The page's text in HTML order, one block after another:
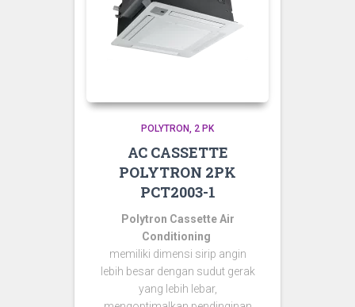
POLYTRON 2 PK
AC CASSETTE
POLYTRON 2PK
PCT2003-1
Polytron Cassette Air
Conditioning
memiliki dimensi sirip angin
lebih besar dengan sudut gerak
yang lebih lebar,